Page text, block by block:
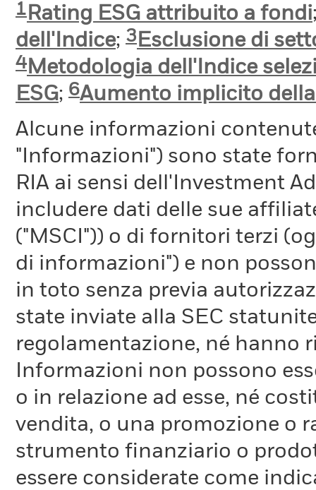
1Rating ESG attribuito a fondi
dell'Indice; 3Esclusione di
4Metodologia dell'Indice
ESG; 6Aumento implicito
Alcune informazioni
"Informazioni") sono state
RIA ai sensi dell'Investment
includere dati delle sue
("MSCI")) o di fornitori terzi
di informazioni") e non
in toto senza previa
state inviate alla SEC
regolamentazione, né hanno
Informazioni non possono
o in relazione ad esse, né
vendita, o una promozione o
strumento finanziario o
essere considerate come